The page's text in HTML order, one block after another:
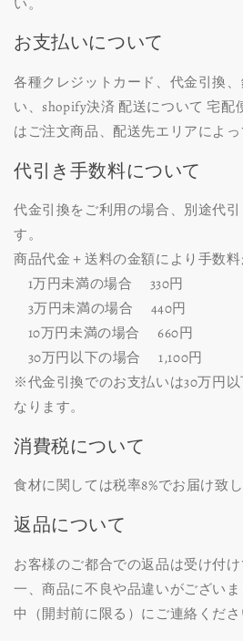
お支払いについて
各種クレジットカード、代金引換
い、shopify決済 配送について 宅配
はご注文商品、配送先エリアによっ
代引き手数料について
代金引換をご利用の場合、 別途代
す。
商品代金＋送料の金額により手数料
1万円未満の場合 330円
3万円未満の場合 440円
10万円未満の場合 660円
30万円以下の場合 1,100円
※代金引換でのお支払いは30万円
なります。
消費税について
食材に関しては税率8%でお届け致し
返品について
お客様のご都合での返品は受け付
一、商品に不良や品違いがござい
中（開封前に限る）にご連絡くださ